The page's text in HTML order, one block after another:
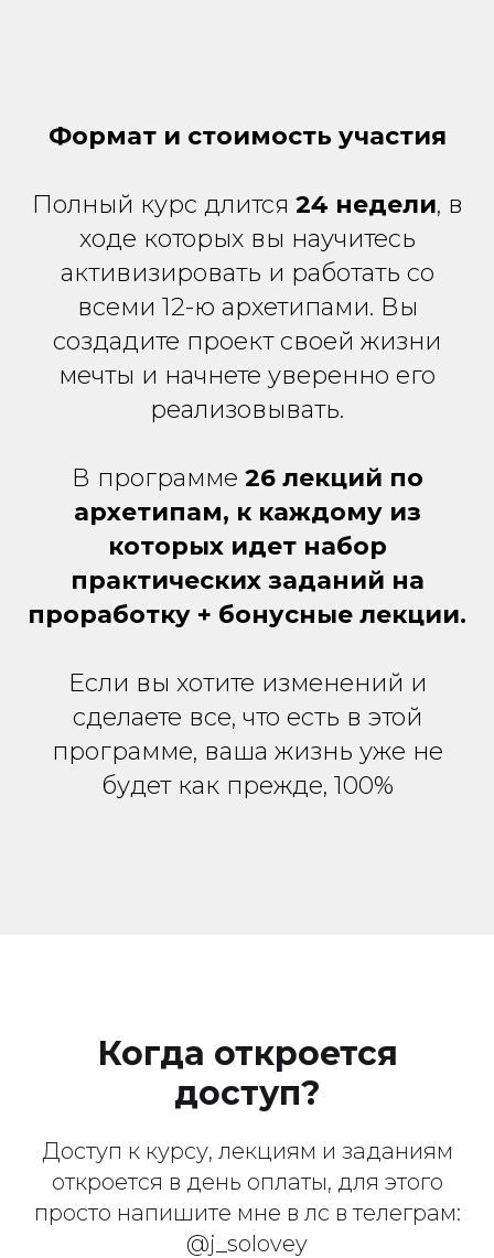
Формат и стоимость участия
Полный курс длится 24 недели, в
ходе которых вы научитесь
активизировать и работать со
всеми 12-ю архетипами. Вы
создадите проект своей жизни
мечты и начнете уверенно его
реализовывать.
В программе 26 лекций по
архетипам, к каждому из
которых идет набор
практических заданий на
проработку + бонусные лекции.
Если вы хотите изменений и
сделаете все, что есть в этой
программе, ваша жизнь уже не
будет как прежде, 100%
Когда откроется
доступ?
Доступ к курсу, лекциям и заданиям
откроется в день оплаты, для этого
просто напишите мне в лс в телеграм:
@j_solovey